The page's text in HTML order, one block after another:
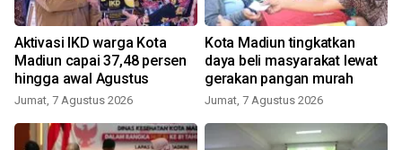
Aktivasi IKD warga Kota
Madiun capai 37,48 persen
hingga awal Agustus
Jumat, 7 Agustus 2026
Kota Madiun tingkatkan
daya beli masyarakat lewat
gerakan pangan murah
Jumat, 7 Agustus 2026